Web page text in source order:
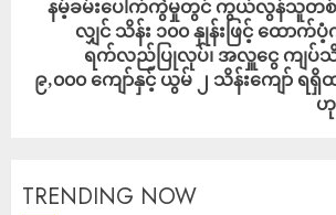
နမ့်ခမ်းပေါက်ကွဲမှုတွင် ကွယ်လွန်သူတစ်
လျှင် သိန်း ၁၀၀ နှုန်းဖြင့် ထောက်
ရက်လည်ပြုလုပ်၊ အလှူငွေ ကျပ်သိ
၉,၀၀၀ ကျော်နှင့် ယွမ် ၂ သိန်းကျော် ရရှိ
TRENDING NOW